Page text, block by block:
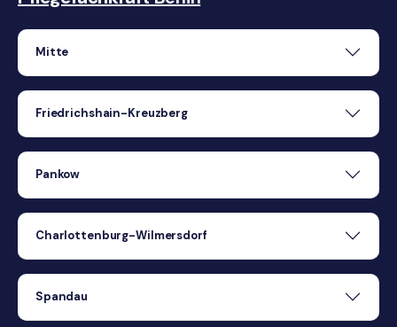
Mitte
Friedrichshain-Kreuzberg
Pankow
Charlottenburg-Wilmersdorf
Spandau